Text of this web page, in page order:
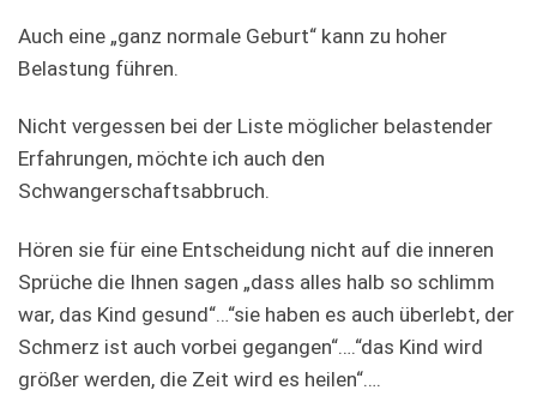
Auch eine „ganz normale Geburt“ kann zu hoher
Belastung führen.
Nicht vergessen bei der Liste möglicher belastender
Erfahrungen, möchte ich auch den
Schwangerschaftsabbruch.
Hören sie für eine Entscheidung nicht auf die inneren
Sprüche die Ihnen sagen „dass alles halb so schlimm
war, das Kind gesund“…“sie haben es auch überlebt, der
Schmerz ist auch vorbei gegangen“….“das Kind wird
größer werden, die Zeit wird es heilen“….